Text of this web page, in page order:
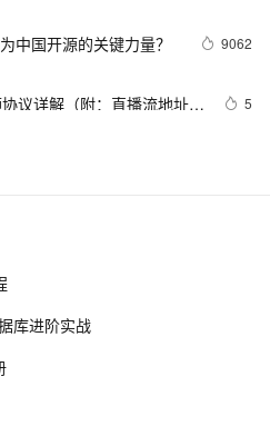
中国开源的关键力量？ 9062
议详解（附：直播流地址、
5
持开放态度
后再计算
库进阶实战